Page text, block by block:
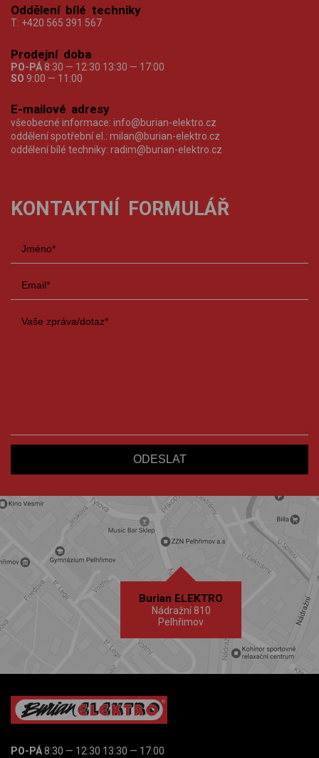
Oddělení bílé techniky
T: +420 565 391 567
Prodejní doba
PO-PÁ 8:30 — 12:30 13:30 — 17:00
SO 9:00 — 11:00
E-mailové adresy
všeobecné informace: info@burian-elektro.cz
oddělení spotřební el.: milan@burian-elektro.cz
oddělení bílé techniky: radim@burian-elektro.cz
KONTAKTNÍ FORMULÁŘ
Burian ELEKTRO
Nádražní 810
Pelhřimov
PO-PÁ8:30 — 12:30 13:30 — 17:00